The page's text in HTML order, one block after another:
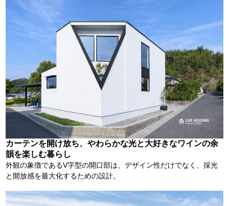
カーテンを開け放ち、やわらかな光と大好きなワインの余
韻を楽しむ暮らし
外観の象徴であるV字型の開口部は、デザイン性だけでなく、採光
と開放感を最大化するための設計。